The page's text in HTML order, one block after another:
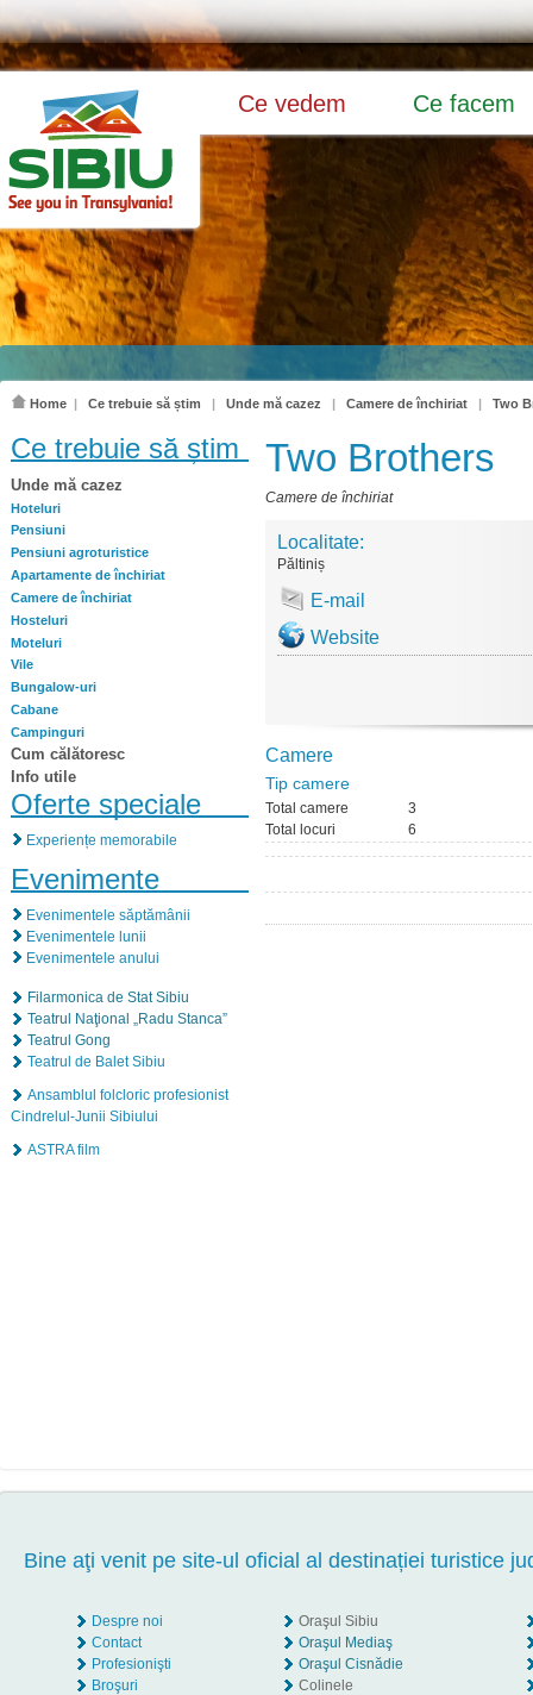
Ce vedem Ce facem
Home | Ce trebuie să știm | Unde mă cazez | Camere de închiriat | Two
Ce trebuie să știm
Unde mă cazez
Hoteluri
Pensiuni
Pensiuni agroturistice
Apartamente de închiriat
Camere de închiriat
Hosteluri
Moteluri
Vile
Bungalow-uri
Cabane
Campinguri
Cum călătoresc
Info utile
Oferte speciale
Experiențe memorabile
Evenimente
Evenimentele săptămânii
Evenimentele lunii
Evenimentele anului
Filarmonica de Stat Sibiu
Teatrul Naţional „Radu Stanca”
Teatrul Gong
Teatrul de Balet Sibiu
Ansamblul folcloric profesionist
Cindrelul-Junii Sibiului
ASTRA film
Two Brothers
Camere de închiriat
Localitate:
Păltiniș
E-mail
Website
Camere
Tip camere
Total camere
3
Total locuri
6
Bine aţi venit pe site-ul oficial al destinației turistice
Despre noi
Contact
Profesionişti
Broşuri
Oraşul Sibiu
Oraşul Mediaş
Oraşul Cisnădie
Colinele